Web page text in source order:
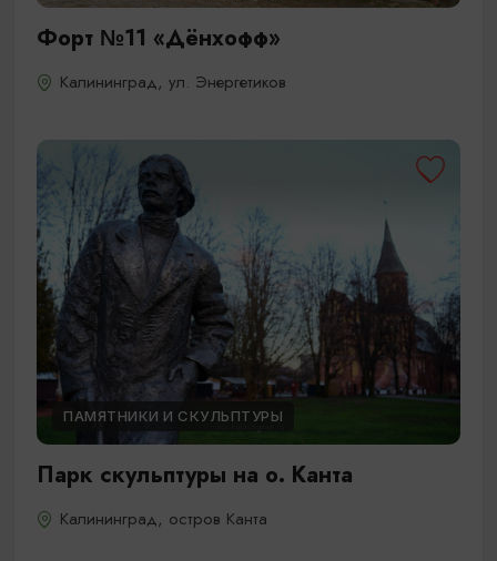
Форт №11 «Дёнхофф»
Калининград, ул. Энергетиков
ПАМЯТНИКИ И СКУЛЬПТУРЫ
Парк скульптуры на о. Канта
Калининград, остров Канта